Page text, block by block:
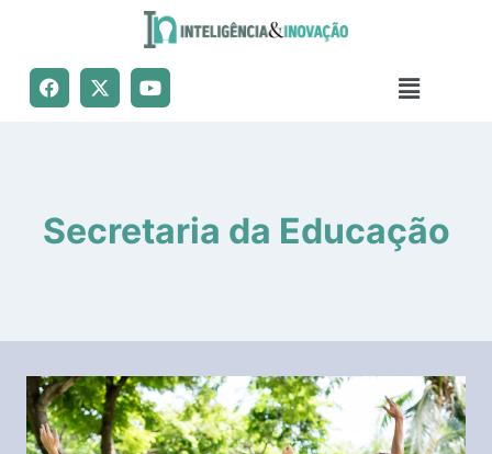
Secretaria da Educação